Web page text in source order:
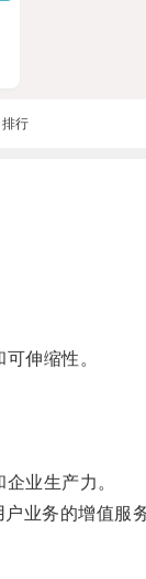
排行
伸缩性。
业生产力。
业务的增值服